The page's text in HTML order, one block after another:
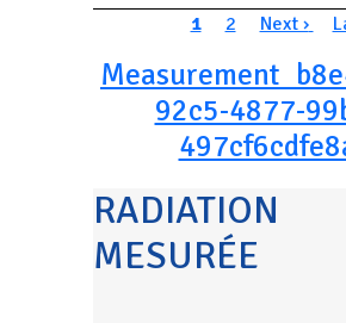
PaginationPage courante
1 Page
2 Page
Next ›
92c5-4877-
RADIATION
MESURÉE